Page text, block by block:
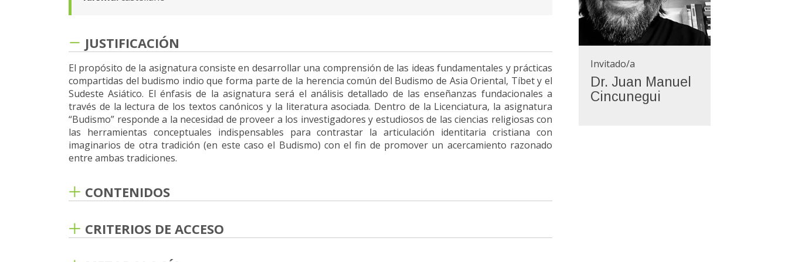
JUSTIFICACIÓN
El propósito de la asignatura consiste en desarrollar una comprensión de las ideas fundamentales y prácticas
compartidas del budismo indio que forma parte de la herencia común del Budismo de Asia Oriental, Tíbet y el
Sudeste Asiático. El énfasis de la asignatura será el análisis detallado de las enseñanzas fundacionales a
través de la lectura de los textos canónicos y la literatura asociada. Dentro de la Licenciatura, la asignatura
“Budismo” responde a la necesidad de proveer a los investigadores y estudiosos de las ciencias religiosas con
las herramientas conceptuales indispensables para contrastar la articulación identitaria cristiana con
imaginarios de otra tradición (en este caso el Budismo) con el fin de promover un acercamiento razonado
entre ambas tradiciones.
CONTENIDOS
2) Los fundamentos del pensamiento budista
3) Naturaleza y origen del Mahayana
5) La filosofía del Mahayana
CRITERIOS DE ACCESO
Invitado/a
Dr. Juan Manuel
Cincunegui